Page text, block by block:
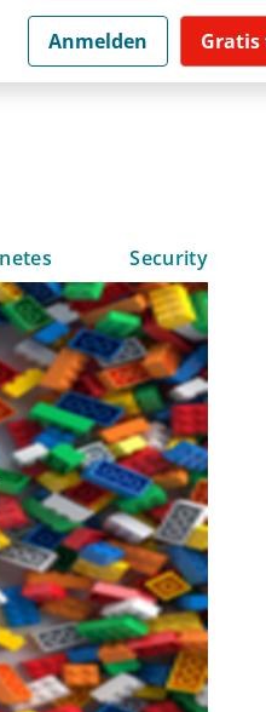
Anmelden Gratis
Security